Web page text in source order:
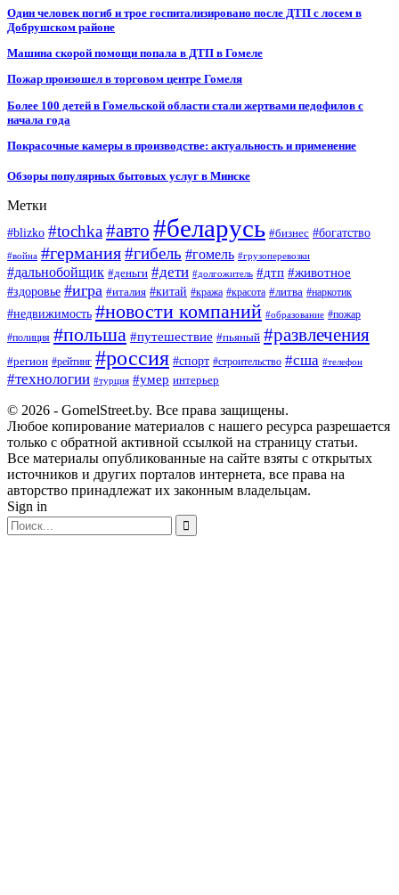
Один человек погиб и трое госпитализировано после ДТП с лосем в
Добрушском районе
Машина скорой помощи попала в ДТП в Гомеле
Пожар произошел в торговом центре Гомеля
Более 100 детей в Гомельской области стали жертвами педофилов с
начала года
Покрасочные камеры в производстве: актуальность и применение
Обзоры популярных бытовых услуг в Минске
Метки
#blizko #tochka#авто #беларусь #бизнес #богатство
#война #германия#гибель #гомель #грузоперевозки
#дальнобойщик #деньги #дети #долгожитель #дтп #животное
#здоровье #игра #италия #китай #кража #красота #литва #наркотик
#недвижимость #новости компаний #образование #пожар
#полиция #польша #путешествие #пьяный #развлечения
#регион #рейтинг #россия #спорт #строительство #сша #телефон
#технологии #турция #умер интерьер
© 2026 - GomelStreet.by. Все права защищены.
Любое копирование материалов с нашего ресурса разрешается
только с обратной активной ссылкой на страницу статьи.
Все материалы опубликованные на сайте взяты с открытых
источников и других порталов интернета, все права на
авторство принадлежат их законным владельцам.
Sign in